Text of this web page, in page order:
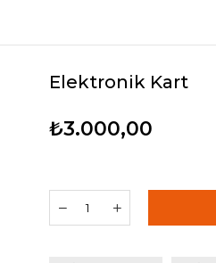
Elektronik Kart
₺3.000,00